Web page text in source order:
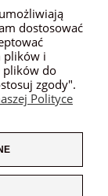
dostosować
plików i
plików do
zgody".
Polityce